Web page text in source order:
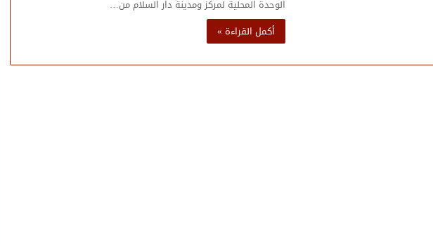
الوحدة المحلية لمركز ومدينة دار السلام من…
أكمل القراءة »